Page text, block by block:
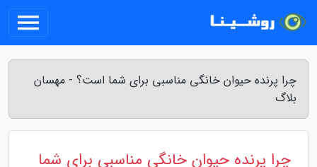
چرا پرنده حیوان خانگی مناسبی برای شما است؟ - مهسان
بلاگ
چرا پرنده حیوان خانگی مناسبی برای شما